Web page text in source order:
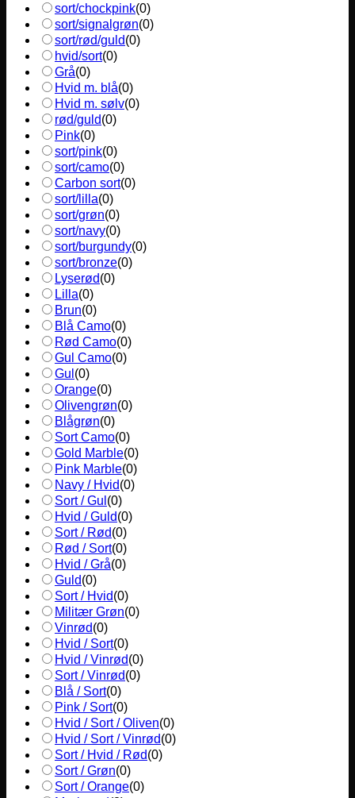
sort/chockpink(0)
sort/signalgrøn(0)
sort/rød/guld(0)
hvid/sort(0)
Grå(0)
Hvid m. blå(0)
Hvid m. sølv(0)
rød/guld(0)
Pink(0)
sort/pink(0)
sort/camo(0)
Carbon sort(0)
sort/lilla(0)
sort/grøn(0)
sort/navy(0)
sort/burgundy(0)
sort/bronze(0)
Lyserød(0)
Lilla(0)
Brun(0)
Blå Camo(0)
Rød Camo(0)
Gul Camo(0)
Gul (0)
Orange(0)
Olivengrøn(0)
Blågrøn(0)
Sort Camo(0)
Gold Marble(0)
Pink Marble(0)
Navy / Hvid(0)
Sort / Gul (0)
Hvid / Guld(0)
Sort / Rød(0)
Rød / Sort(0)
Hvid / Grå(0)
Guld(0)
Sort / Hvid(0)
Militær Grøn(0)
Vinrød(0)
Hvid / Sort(0)
Hvid / Vinrød(0)
Sort / Vinrød(0)
Blå / Sort(0)
Pink / Sort(0)
Hvid / Sort / Oliven(0)
Hvid / Sort / Vinrød(0)
Sort / Hvid / Rød(0)
Sort / Grøn(0)
Sort / Orange(0)